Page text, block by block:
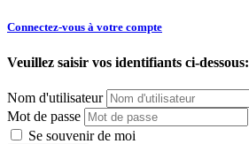
Connectez-vous à votre compte
Veuillez saisir vos identifiants ci-dessous:
Nom d'utilisateur
Mot de passe
Se souvenir de moi